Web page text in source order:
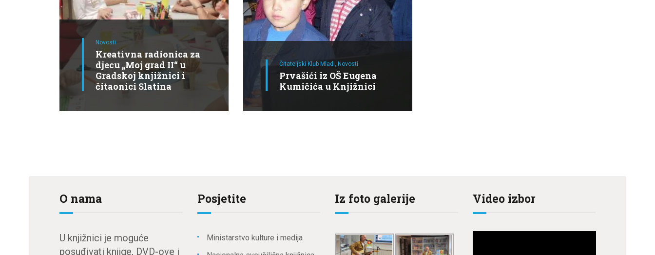
Novosti
Kreativna radionica za
djecu „Moj grad II“ u
Gradskoj knjižnici i
čitaonici Slatina
Čitateljski Klub Mladi, Novosti
Prvašići iz OŠ Eugena
Kumičića u Knjižnici
O nama
U knjižnici je moguće
posuđivati knjige, DVD-ove i
Posjetite
Ministarstvo kulture i medija
Iz foto galerije Video izbor